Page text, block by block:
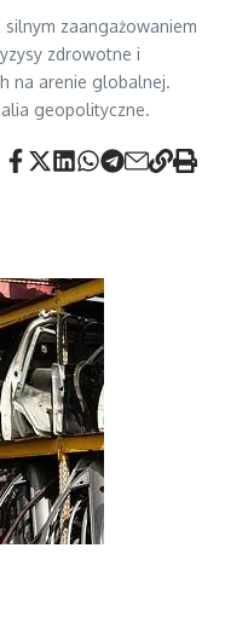
zaangażowaniem
zdrowotne i
na arenie globalnej.
geopolityczne.